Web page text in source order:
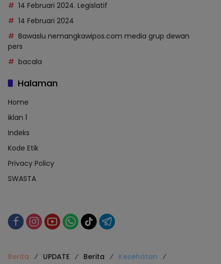
14 Februari 2024. Legislatif
14 Februari 2024
Bawaslu nemangkawipos.com media grup dewan
pers
bacala
Halaman
Home
iklan 1
Indeks
Kode Etik
Privacy Policy
SWASTA
Berita UPDATE Berita
Kesehatan